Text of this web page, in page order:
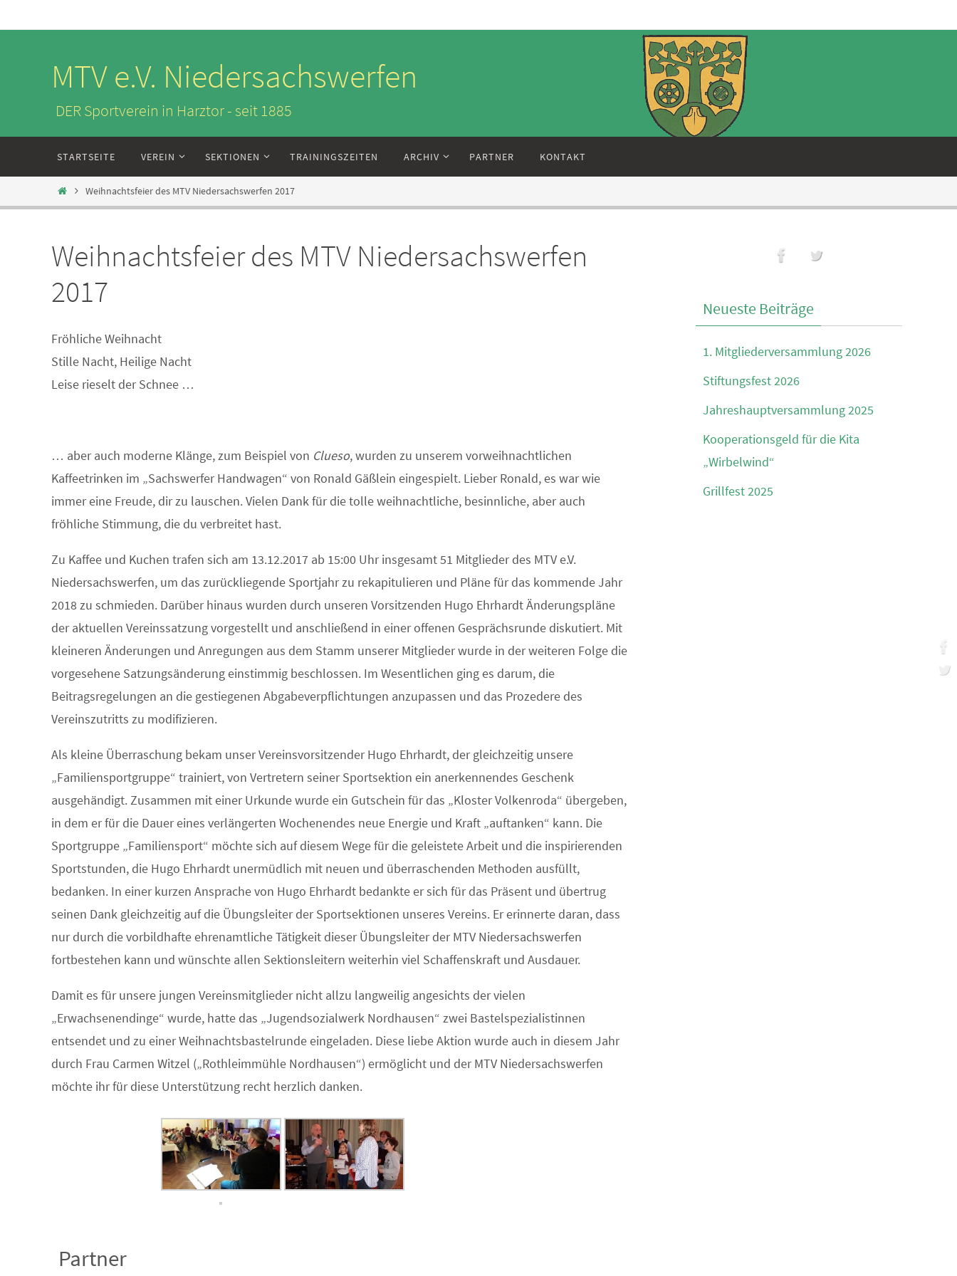
Inhalt
MTV e.V. Niedersachswerfen
DER Sportverein in Harztor - seit 1885
springen
STARTSEITE VEREIN SEKTIONEN TRAININGSZEITEN ARCHIV PARTNER KONTAKT
StartWeihnachtsfeier des MTV Niedersachswerfen 2017
Weihnachtsfeier des MTV Niedersachswerfen
2017
Fröhliche Weihnacht
Stille Nacht, Heilige Nacht
Leise rieselt der Schnee …
… aber auch moderne Klänge, zum Beispiel von Clueso, wurden zu unserem vorweihnachtlichen
Kaffeetrinken im „Sachswerfer Handwagen“ von Ronald Gäßlein eingespielt. Lieber Ronald, es war wie
immer eine Freude, dir zu lauschen. Vielen Dank für die tolle weihnachtliche, besinnliche, aber auch
fröhliche Stimmung, die du verbreitet hast.
Zu Kaffee und Kuchen trafen sich am 13.12.2017 ab 15:00 Uhr insgesamt 51 Mitglieder des MTV e.V.
Niedersachswerfen, um das zurückliegende Sportjahr zu rekapitulieren und Pläne für das kommende Jahr
2018 zu schmieden. Darüber hinaus wurden durch unseren Vorsitzenden Hugo Ehrhardt Änderungspläne
der aktuellen Vereinssatzung vorgestellt und anschließend in einer offenen Gesprächsrunde diskutiert. Mit
kleineren Änderungen und Anregungen aus dem Stamm unserer Mitglieder wurde in der weiteren Folge die
vorgesehene Satzungsänderung einstimmig beschlossen. Im Wesentlichen ging es darum, die
Beitragsregelungen an die gestiegenen Abgabeverpflichtungen anzupassen und das Prozedere des
Vereinszutritts zu modifizieren.
Als kleine Überraschung bekam unser Vereinsvorsitzender Hugo Ehrhardt, der gleichzeitig unsere
„Familiensportgruppe“ trainiert, von Vertretern seiner Sportsektion ein anerkennendes Geschenk
ausgehändigt. Zusammen mit einer Urkunde wurde ein Gutschein für das „Kloster Volkenroda“ übergeben,
in dem er für die Dauer eines verlängerten Wochenendes neue Energie und Kraft „auftanken“ kann. Die
Sportgruppe „Familiensport“ möchte sich auf diesem Wege für die geleistete Arbeit und die inspirierenden
Sportstunden, die Hugo Ehrhardt unermüdlich mit neuen und überraschenden Methoden ausfüllt,
bedanken. In einer kurzen Ansprache von Hugo Ehrhardt bedankte er sich für das Präsent und übertrug
seinen Dank gleichzeitig auf die Übungsleiter der Sportsektionen unseres Vereins. Er erinnerte daran, dass
nur durch die vorbildhafte ehrenamtliche Tätigkeit dieser Übungsleiter der MTV Niedersachswerfen
fortbestehen kann und wünschte allen Sektionsleitern weiterhin viel Schaffenskraft und Ausdauer.
Damit es für unsere jungen Vereinsmitglieder nicht allzu langweilig angesichts der vielen
„Erwachsenendinge“ wurde, hatte das „Jugendsozialwerk Nordhausen“ zwei Bastelspezialistinnen
entsendet und zu einer Weihnachtsbastelrunde eingeladen. Diese liebe Aktion wurde auch in diesem Jahr
durch Frau Carmen Witzel („Rothleimmühle Nordhausen“) ermöglicht und der MTV Niedersachswerfen
möchte ihr für diese Unterstützung recht herzlich danken.
Partner
Neueste Beiträge
1. Mitgliederversammlung 2026
Stiftungsfest 2026
Jahreshauptversammlung 2025
Kooperationsgeld für die Kita
„Wirbelwind“
Grillfest 2025